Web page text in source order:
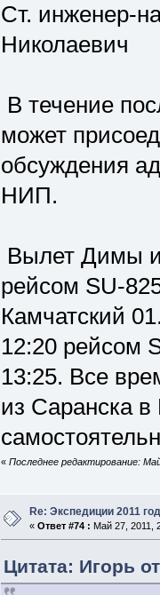
Ст. инженер-
Николаевич
В течение
может
обсуждения
НИП.
Вылет Димы
рейсом SU-
Камчатский
12:20 рейсом
13:25. Все
из Саранска в
« Последнее редактирование:
Re: Экспедиции 2011
« Ответ #74 : Май 27, 2011,
Цитата: Игорь